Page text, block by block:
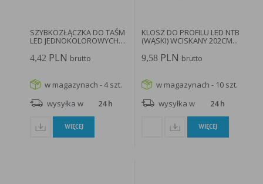
SZYBKOZŁĄCZKA DO TAŚM
LED JEDNOKOLOROWYCH
8MM...
4,42 PLN brutto
w magazynach - 4 szt.
wysyłka w
24 h
WIĘCEJ
KLOSZ DO PROFILU LED NTB
(WĄSKI) WCISKANY 202CM...
9,58 PLN brutto
w magazynach - 10 szt.
wysyłka w
24 h
WIĘCEJ